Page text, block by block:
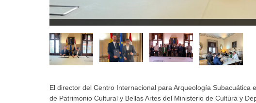
El director del Centro Internacional para Arqueología
de Patrimonio Cultural y Bellas Artes del Ministerio de Cultura y